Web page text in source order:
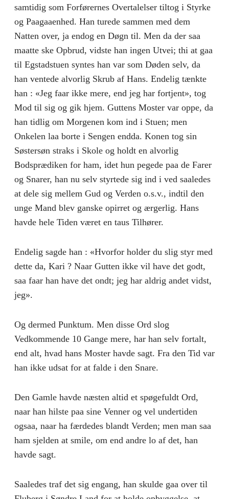
samtidig som Forførernes Overtalelser tiltog i Styrke
og Paagaaenhed. Han turede sammen med dem
Natten over, ja endog en Døgn til. Men da der saa
maatte ske Opbrud, vidste han ingen Utvei; thi at gaa
til Egstadstuen syntes han var som Døden selv, da
han ventede alvorlig Skrub af Hans. Endelig tænkte
han : «Jeg faar ikke mere, end jeg har fortjent», tog
Mod til sig og gik hjem. Guttens Moster var oppe, da
han tidlig om Morgenen kom ind i Stuen; men
Onkelen laa borte i Sengen endda. Konen tog sin
Søstersøn straks i Skole og holdt en alvorlig
Bodsprædiken for ham, idet hun pegede paa de Farer
og Snarer, han nu selv styrtede sig ind i ved saaledes
at dele sig mellem Gud og Verden o.s.v., indtil den
unge Mand blev ganske opirret og ærgerlig. Hans
havde hele Tiden været en taus Tilhører.
Endelig sagde han : «Hvorfor holder du slig styr med
dette da, Kari ? Naar Gutten ikke vil have det godt,
saa faar han have det ondt; jeg har aldrig andet vidst,
jeg».
Og dermed Punktum. Men disse Ord slog
Vedkommende 10 Gange mere, har han selv fortalt,
end alt, hvad hans Moster havde sagt. Fra den Tid var
han ikke udsat for at falde i den Snare.
Den Gamle havde næsten altid et spøgefuldt Ord,
naar han hilste paa sine Venner og vel undertiden
ogsaa, naar ha færdedes blandt Verden; men man saa
ham sjelden at smile, om end andre lo af det, han
havde sagt.
Saaledes traf det sig engang, han skulde gaa over til